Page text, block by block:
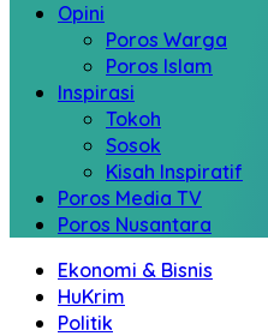
Opini
Poros Warga
Poros Islam
Inspirasi
Tokoh
Sosok
Kisah Inspiratif
Poros Media TV
Poros Nusantara
Ekonomi & Bisnis
HuKrim
Politik